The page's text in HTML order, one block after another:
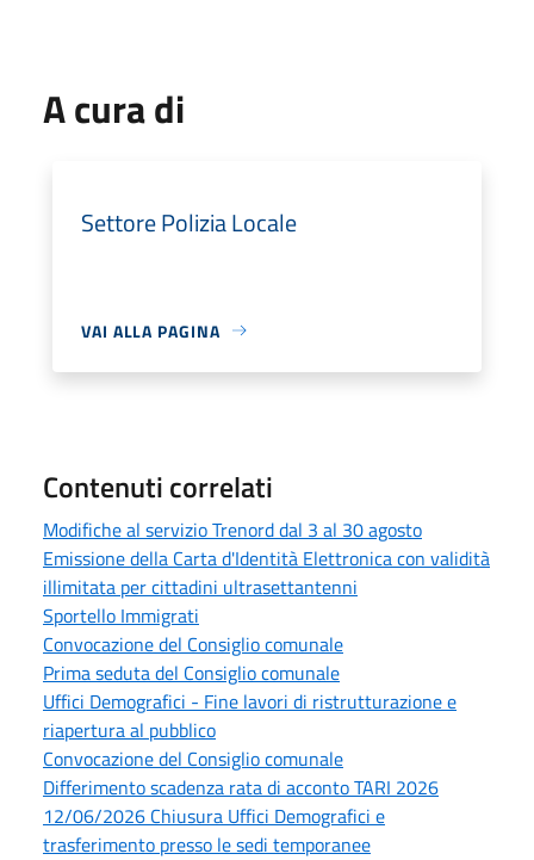
A cura di
Settore Polizia Locale
VAI ALLA PAGINA
Contenuti correlati
Modifiche al servizio Trenord dal 3 al 30 agosto
Emissione della Carta d'Identità Elettronica con validità
illimitata per cittadini ultrasettantenni
Sportello Immigrati
Convocazione del Consiglio comunale
Prima seduta del Consiglio comunale
Uffici Demografici - Fine lavori di ristrutturazione e
riapertura al pubblico
Convocazione del Consiglio comunale
Differimento scadenza rata di acconto TARI 2026
12/06/2026 Chiusura Uffici Demografici e
trasferimento presso le sedi temporanee